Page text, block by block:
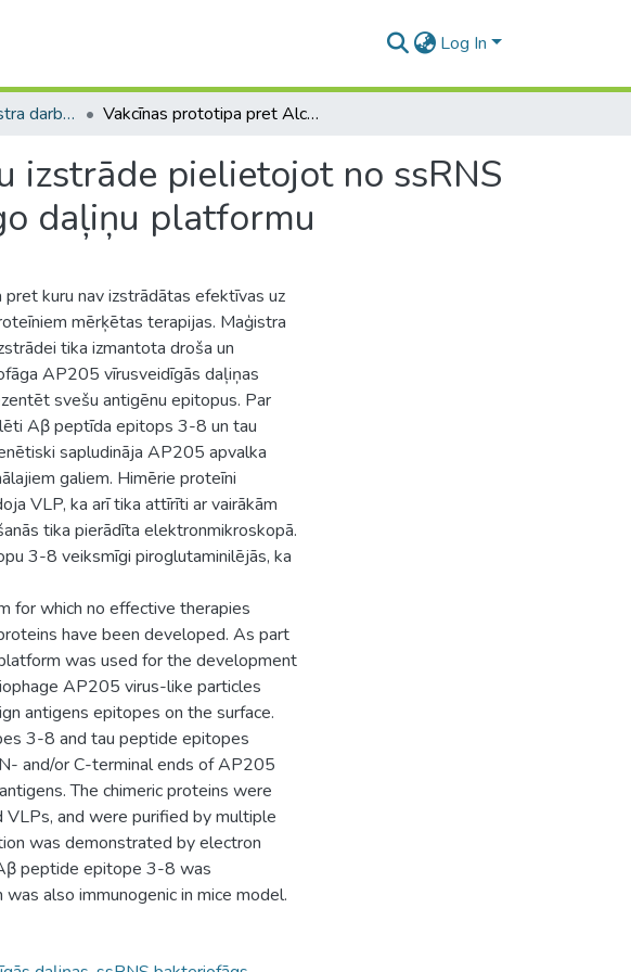
Log In
Bakalaura un maģistra darbi (MDZF) / Bachelor's and Master's theses Vakcīnas prototipa pret Alcheimera slimību izstrāde pielietojot no ssRNS bakteriofāga AP205 atvasināto vīrusveidīgo daļiņu platformu
pielietojot no ssRNS
daļiņu platformu
kuru nav izstrādātas efektīvas uz
mērķētas terapijas. Maģistra
tika izmantota droša un
AP205 vīrusveidīgās daļiņas
svešu antigēnu epitopus. Par
Aβ peptīda epitops 3-8 un tau
sapludināja AP205 apvalka
galiem. Himērie proteīni
VLP, ka arī tika attīrīti ar vairākām
tika pierādīta elektronmikroskopā.
3-8 veiksmīgi piroglutaminilējās, ka
for which no effective therapies
have been developed. As part
was used for the development
AP205 virus-like particles
antigens epitopes on the surface.
3-8 and tau peptide epitopes
and/or C-terminal ends of AP205
The chimeric proteins were
and were purified by multiple
was demonstrated by electron
peptide epitope 3-8 was
also immunogenic in mice model.